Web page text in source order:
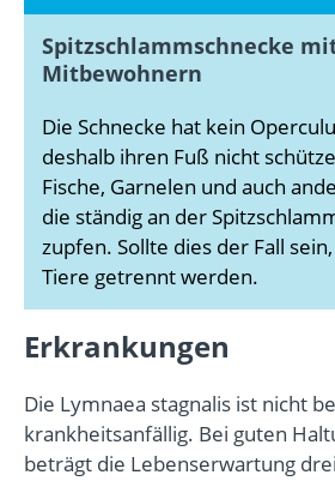
Spitzschlammschnecke
Mitbewohnern
Die Schnecke hat kein
deshalb ihren Fuß nicht
Fische, Garnelen und auch
die ständig an der
zupfen. Sollte dies der Fall
Tiere getrennt werden.
Erkrankungen
Die Lymnaea stagnalis ist nicht
krankheitsanfällig. Bei guten
beträgt die Lebenserwartung